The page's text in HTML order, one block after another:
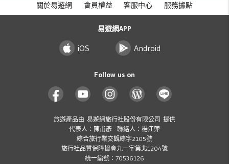
關於易遊網 會員權益 客服中心 服務據點
易遊網APP
iOS Android
Follow us on
旅遊產品由 易遊網旅行社股份有限公司 提供
代表人：陳甫彥 聯絡人：楊江萍
綜合旅行業交觀綜字2105號
旅行社品質保障協會九一字第北1204號
統一編號：70536126